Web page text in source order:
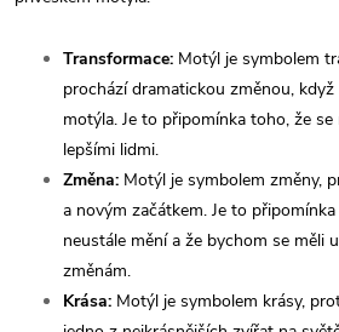
Transformace: Motýl je symbolem
prochází dramatickou změnou,
motýla. Je to připomínka toho, že
lepšími lidmi.
Změna: Motýl je symbolem změny,
a novým začátkem. Je to
neustále mění a že bychom se měli
změnám.
Krása: Motýl je symbolem krásy,